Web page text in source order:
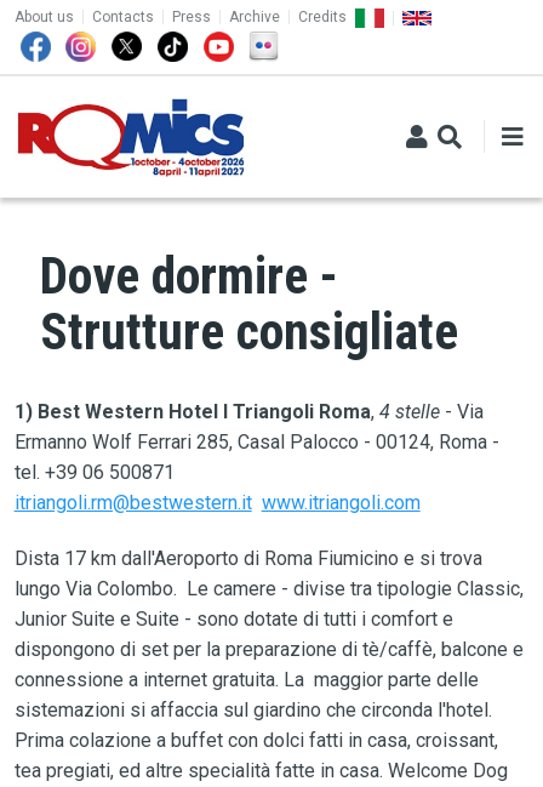
Skip to main content
TOP MENU
About us Contacts Press Archive Credits
Dove dormire -
Strutture consigliate
1) Best Western Hotel I Triangoli Roma,4 stelle- Via
Ermanno Wolf Ferrari 285, Casal Palocco - 00124, Roma -
tel. +39 06 500871
itriangoli.rm@bestwestern.it www.itriangoli.com
Dista 17 km dall'Aeroporto di Roma Fiumicino e si trova
lungo Via Colombo. Le camere - divise tra tipologie Classic,
Junior Suite e Suite - sono dotate di tutti i comfort e
dispongono di set per la preparazione di tè/caffè, balcone e
connessione a internet gratuita. La maggior parte delle
sistemazioni si affaccia sul giardino che circonda l'hotel.
Prima colazione a buffet con dolci fatti in casa, croissant,
tea pregiati, ed altre specialità fatte in casa. Welcome Dog